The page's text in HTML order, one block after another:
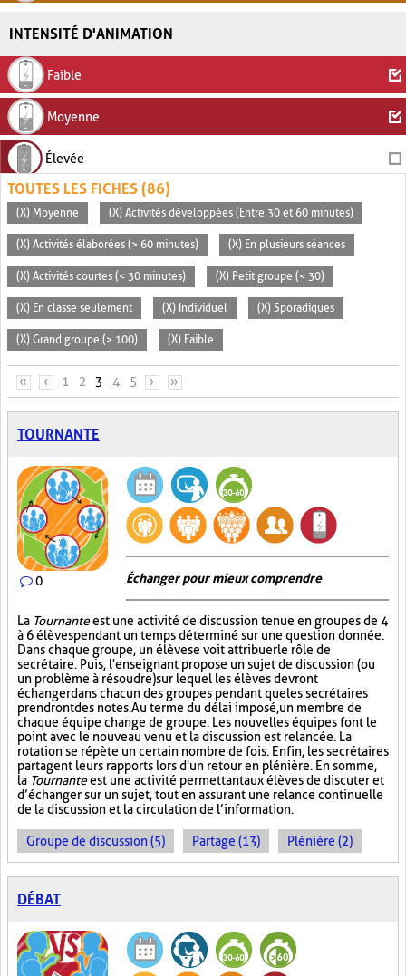
INTENSITÉ D'ANIMATION
Faible
Moyenne
Élevée
TOUTES LES FICHES (86)
(X) Moyenne (X) Activités développées (Entre 30 et 60 minutes)
(X) Activités élaborées (> 60 minutes) (X) En plusieurs séances
(X) Activités courtes (< 30 minutes) (X) Petit groupe (< 30)
(X) En classe seulement (X) Individuel (X) Sporadiques
(X) Grand groupe (> 100) (X) Faible
PAGES
« ‹ 1 2 3 4 5 › »
TOURNANTE
0 Échanger pour mieux comprendre
La Tournanteest une activité de discussion tenue en groupes de 4
à 6 élèves pendant un temps déterminé sur une question donnée.
Dans chaque groupe, un élève se voit attribuer le rôle de
secrétaire. Puis, l'enseignant propose un sujet de discussion (ou
un problème à résoudre) sur lequel les élèves devront
échanger dans chacun des groupes pendant que les secrétaires
prendront des notes. Au terme du délai imposé, un membre de
chaque équipe change de groupe. Les nouvelles équipes font le
point avec le nouveau venu et la discussion est relancée. La
rotation se répète un certain nombre de fois. Enfin, les secrétaires
partagent leurs rapports lors d'un retour en plénière. En somme,
la Tournanteest une activité permettant aux élèves de discuter et
d’échanger sur un sujet, tout en assurant une relance continuelle
de la discussion et la circulation de l’information.
Groupe de discussion (5) Partage (13) Plénière (2)
DÉBAT